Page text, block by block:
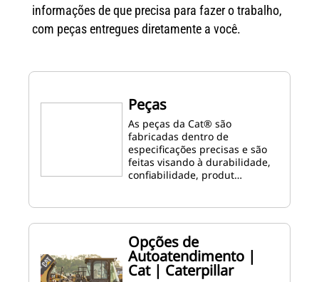
informações de que precisa para fazer o trabalho,
com peças entregues diretamente a você.
Peças
As peças da Cat® são
fabricadas dentro de
especificações precisas e são
feitas visando à durabilidade,
confiabilidade, produt…
Opções de
Autoatendimento |
Cat | Caterpillar